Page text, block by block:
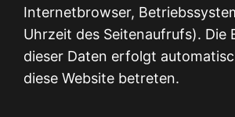
Internetbrowser,
Uhrzeit des Seitenaufrufs). Die
dieser Daten erfolgt
diese Website betreten.